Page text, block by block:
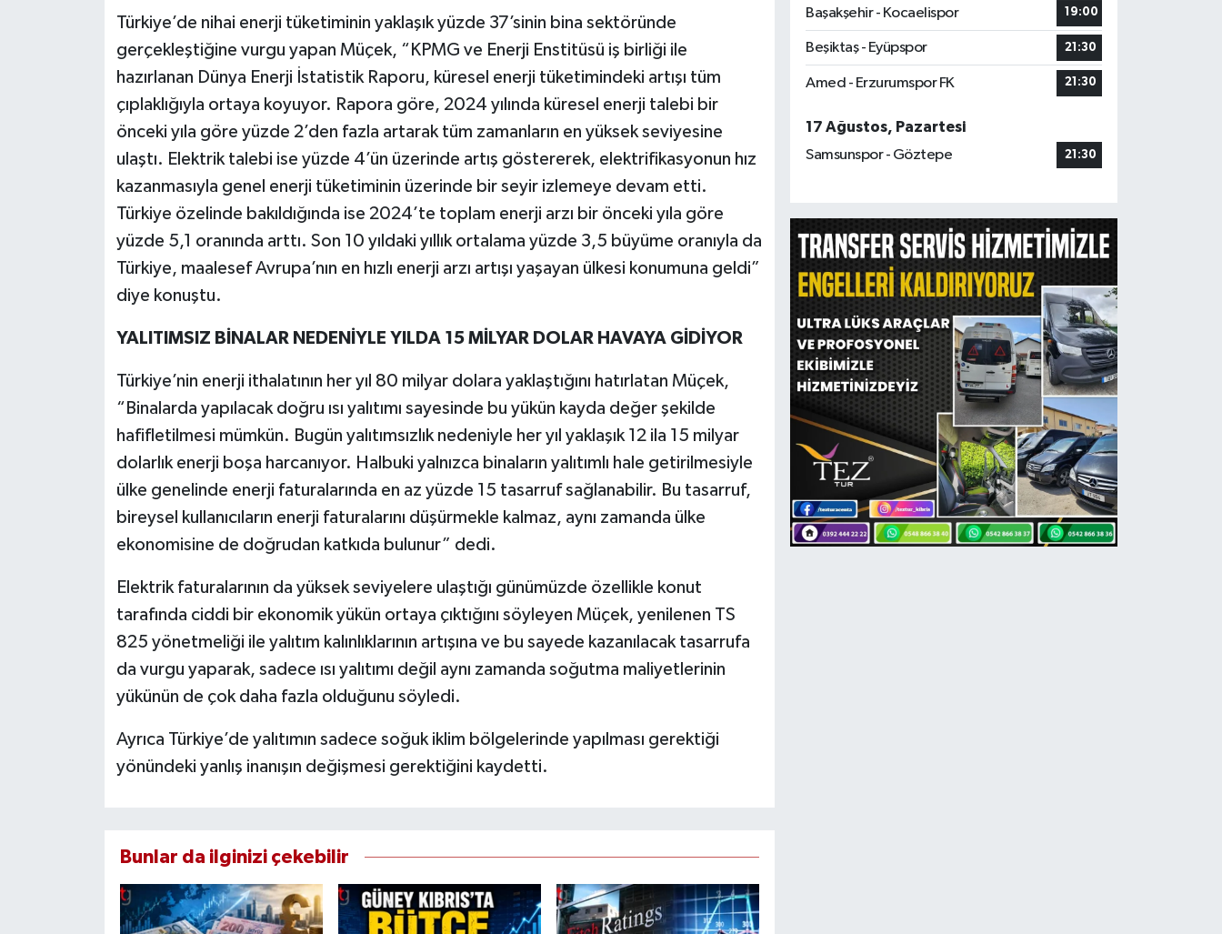
Türkiye’de nihai enerji tüketiminin yaklaşık yüzde 37’sinin bina sektöründe
gerçekleştiğine vurgu yapan Müçek, “KPMG ve Enerji Enstitüsü iş birliği ile
hazırlanan Dünya Enerji İstatistik Raporu, küresel enerji tüketimindeki artışı tüm
çıplaklığıyla ortaya koyuyor. Rapora göre, 2024 yılında küresel enerji talebi bir
önceki yıla göre yüzde 2’den fazla artarak tüm zamanların en yüksek seviyesine
ulaştı. Elektrik talebi ise yüzde 4’ün üzerinde artış göstererek, elektrifikasyonun hız
kazanmasıyla genel enerji tüketiminin üzerinde bir seyir izlemeye devam etti.
Türkiye özelinde bakıldığında ise 2024’te toplam enerji arzı bir önceki yıla göre
yüzde 5,1 oranında arttı. Son 10 yıldaki yıllık ortalama yüzde 3,5 büyüme oranıyla da
Türkiye, maalesef Avrupa’nın en hızlı enerji arzı artışı yaşayan ülkesi konumuna geldi”
diye konuştu.
YALITIMSIZ BİNALAR NEDENİYLE YILDA 15 MİLYAR DOLAR HAVAYA GİDİYOR
Türkiye’nin enerji ithalatının her yıl 80 milyar dolara yaklaştığını hatırlatan Müçek,
“Binalarda yapılacak doğru ısı yalıtımı sayesinde bu yükün kayda değer şekilde
hafifletilmesi mümkün. Bugün yalıtımsızlık nedeniyle her yıl yaklaşık 12 ila 15 milyar
dolarlık enerji boşa harcanıyor. Halbuki yalnızca binaların yalıtımlı hale getirilmesiyle
ülke genelinde enerji faturalarında en az yüzde 15 tasarruf sağlanabilir. Bu tasarruf,
bireysel kullanıcıların enerji faturalarını düşürmekle kalmaz, aynı zamanda ülke
ekonomisine de doğrudan katkıda bulunur” dedi.
Elektrik faturalarının da yüksek seviyelere ulaştığı günümüzde özellikle konut
tarafında ciddi bir ekonomik yükün ortaya çıktığını söyleyen Müçek, yenilenen TS
825 yönetmeliği ile yalıtım kalınlıklarının artışına ve bu sayede kazanılacak tasarrufa
da vurgu yaparak, sadece ısı yalıtımı değil aynı zamanda soğutma maliyetlerinin
yükünün de çok daha fazla olduğunu söyledi.
Ayrıca Türkiye’de yalıtımın sadece soğuk iklim bölgelerinde yapılması gerektiği
yönündeki yanlış inanışın değişmesi gerektiğini kaydetti.
Bunlar da ilginizi çekebilir
Başakşehir - Kocaelispor
19:00
Beşiktaş - Eyüpspor 21:30
Amed - Erzurumspor FK 21:30
17 Ağustos, Pazartesi
Samsunspor - Göztepe
21:30